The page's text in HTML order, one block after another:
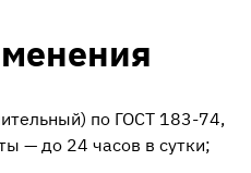
по ГОСТ 183-74,
— до 24 часов в сутки;